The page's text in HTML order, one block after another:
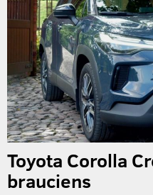
Toyota Corolla
brauciens